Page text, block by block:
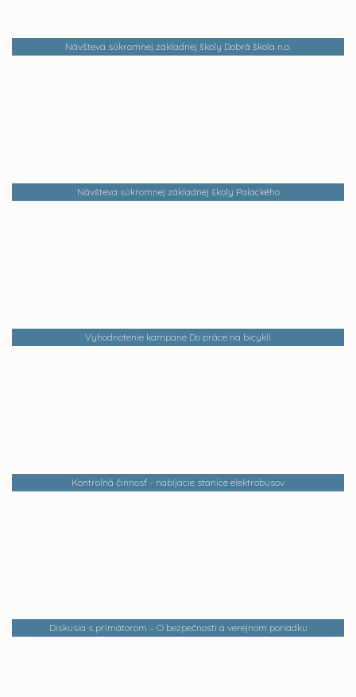
Návšteva súkromnej základnej školy Dobrá škola n.o.
Návšteva súkromnej základnej školy Palackého
Vyhodnotenie kampane Do práce na bicykli
Kontrolná činnosť - nabíjacie stanice elektrobusov
Diskusia s primátorom – O bezpečnosti a verejnom poriadku